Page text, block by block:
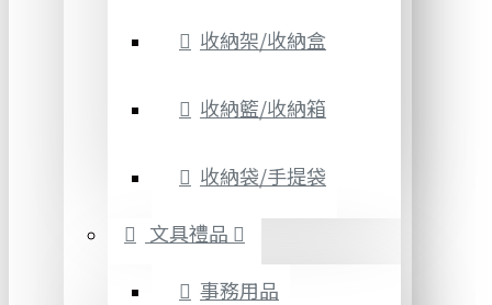
收納架/收納盒
收納籃/收納箱
收納袋/手提袋
文具禮品
事務用品